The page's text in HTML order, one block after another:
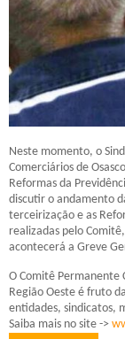
Neste momento, o
Comerciários de
Reformas da
discutir o andamento
terceirização e as
realizadas pelo
acontecerá a Greve
O Comitê Permanente
Região Oeste é fruto
entidades, sindicatos,
Saiba mais no site ->